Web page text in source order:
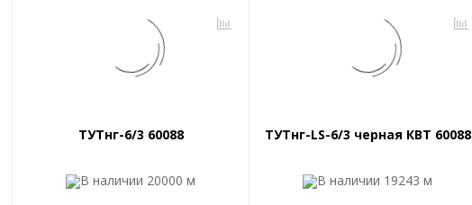
ТУТнг-6/3 60088
В наличии 20000 м
ТУТнг-LS-6/3 черная КВТ 60088
В наличии 19243 м